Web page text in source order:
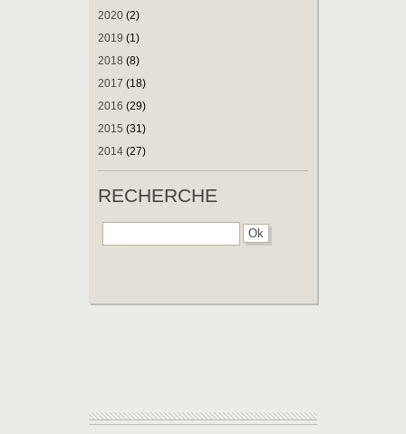
2020 (2)
2019 (1)
2018 (8)
2017 (18)
2016 (29)
2015 (31)
2014 (27)
RECHERCHE